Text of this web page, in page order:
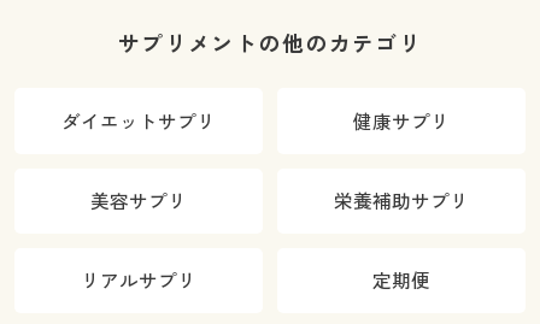
サプリメントの他のカテゴリ
ダイエットサプリ 健康サプリ
美容サプリ 栄養補助サプリ
リアルサプリ 定期便